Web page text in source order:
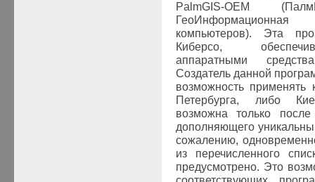
PalmGIS-OEM
компьютеров). Эта
Киберсо,
аппаратными
Создатель данной
возможность
Петербурга, либо
возможна только
дополняющего
сожалению,
из перечисленного
предусмотрено. Это